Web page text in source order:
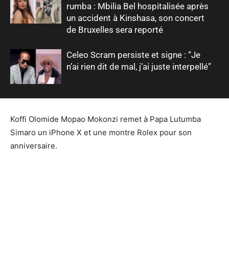
rumba : Mbilia Bel hospitalisée après
un accident à Kinshasa, son concert
de Bruxelles sera reporté
Celeo Scram persiste et signe : “Je
n’ai rien dit de mal, j’ai juste interpellé”
Koffi Olomide Mopao Mokonzi remet à Papa Lutumba
Simaro un iPhone X et une montre Rolex pour son
anniversaire.